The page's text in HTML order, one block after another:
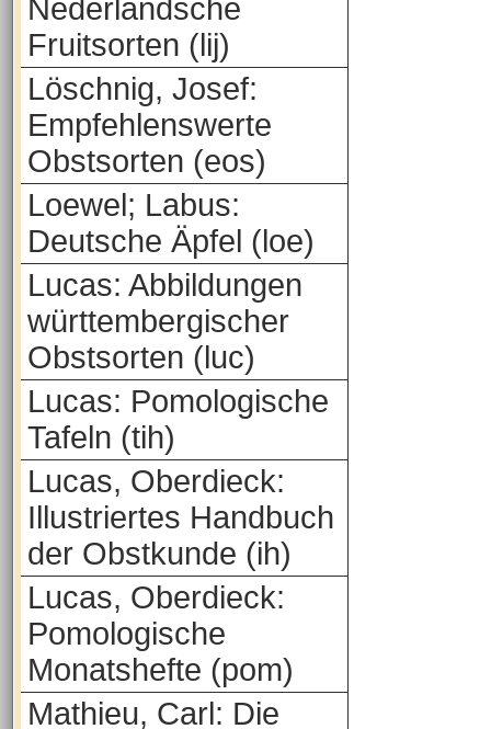
Nederlandsche
Fruitsorten (lij)
Löschnig, Josef:
Empfehlenswerte
Obstsorten (eos)
Loewel; Labus:
Deutsche Äpfel (loe)
Lucas: Abbildungen
württembergischer
Obstsorten (luc)
Lucas: Pomologische
Tafeln (tih)
Lucas, Oberdieck:
Illustriertes Handbuch
der Obstkunde (ih)
Lucas, Oberdieck:
Pomologische
Monatshefte (pom)
Mathieu, Carl: Die